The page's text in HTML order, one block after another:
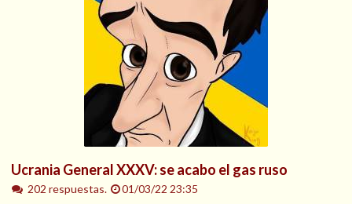
Ucrania General XXXV: se acabo el gas ruso
202 respuestas.
01/03/22 23:35